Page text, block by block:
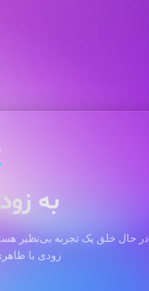
به
در حال خلق یک تجربه بی‌نظیر
زودی با